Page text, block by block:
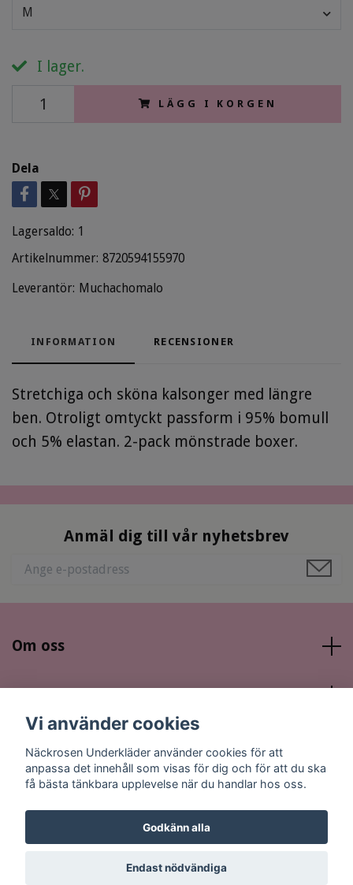
M
I lager.
LÄGG I KORGEN
Dela
Lagersaldo: 1
Artikelnummer: 8720594155970
Leverantör: Muchachomalo
INFORMATION RECENSIONER
Stretchiga och sköna kalsonger med längre
ben. Otroligt omtyckt passform i 95% bomull
och 5% elastan. 2-pack mönstrade boxer.
Anmäl dig till vår nyhetsbrev
Om oss
Sociala medier
© 2026 Näckrosen Underkläder
Vi använder cookies
Näckrosen Underkläder använder cookies för att
anpassa det innehåll som visas för dig och för att du ska
få bästa tänkbara upplevelse när du handlar hos oss.
Godkänn alla
Endast nödvändiga